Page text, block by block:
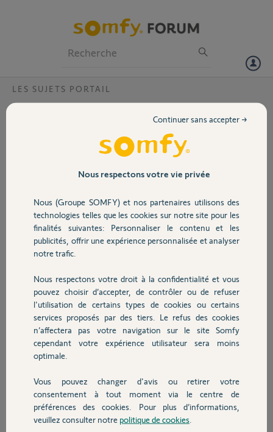
Volet
Sécurité
Domotique
Chauffage
Autres produits
Devis avec un pro
Contact
LES SUJETS PORTAIL
Carte électronique moteur FREEVIA 600 de
Bonjour,
Mon portail coulissant installé en
2021 s’ouvre depuis 2 jours sur la
Je vérifie donc mon installation, une
LED rouge clignote, le 230v est au
rendez-vous, mon moteur a bien
de la continuité,
Comment pouvez vous m’aider, je
suis équipé à 100% Somfy, velux,
volets, alarme, portail garage,
portail jardin, et le fameux portail coulissant…
Nous respectons votre vie privée
Nous (Groupe SOMFY) et nos partenaires utilisons des
technologies telles que les cookies sur notre site pour les
finalités suivantes: Personnaliser le contenu et les
publicités, offrir une expérience personnalisée et analyser
notre trafic.
Nous respectons votre droit à la confidentialité et vous
pouvez choisir d’accepter, de contrôler ou de refuser
l'utilisation de certains types de cookies ou certains
services proposés par des tiers. Le refus des cookies
n’affectera pas votre navigation sur le site Somfy
cependant votre expérience utilisateur sera moins
optimale.
Vous pouvez changer d'avis ou retirer votre
consentement à tout moment via le centre de
préférences des cookies. Pour plus d’informations,
veuillez consulter notre politique de cookies
Continuer sans accepter →